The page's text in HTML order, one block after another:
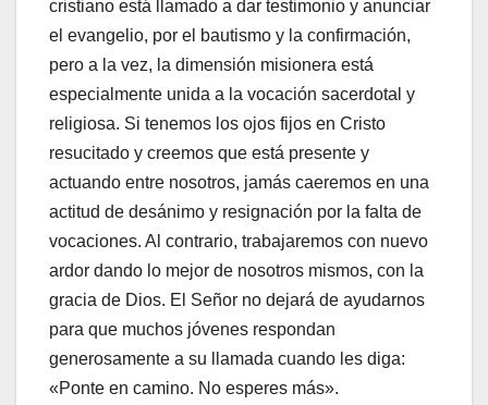
cristiano está llamado a dar testimonio y anunciar
el evangelio, por el bautismo y la confirmación,
pero a la vez, la dimensión misionera está
especialmente unida a la vocación sacerdotal y
religiosa. Si tenemos los ojos fijos en Cristo
resucitado y creemos que está presente y
actuando entre nosotros, jamás caeremos en una
actitud de desánimo y resignación por la falta de
vocaciones. Al contrario, trabajaremos con nuevo
ardor dando lo mejor de nosotros mismos, con la
gracia de Dios. El Señor no dejará de ayudarnos
para que muchos jóvenes respondan
generosamente a su llamada cuando les diga:
«Ponte en camino. No esperes más».